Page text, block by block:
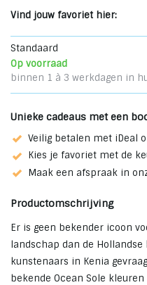
Vind jouw favoriet hier:
Standaard
Op voorraad
binnen 1 à 3 werkdagen in
Unieke cadeaus met een
Veilig betalen met iDeal
Kies je favoriet met de
Maak een afspraak in
Productomschrijving
Er is geen bekender icoon
landschap dan de
kunstenaars in Kenia
bekende Ocean Sole